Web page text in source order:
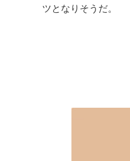
ツとなりそうだ。